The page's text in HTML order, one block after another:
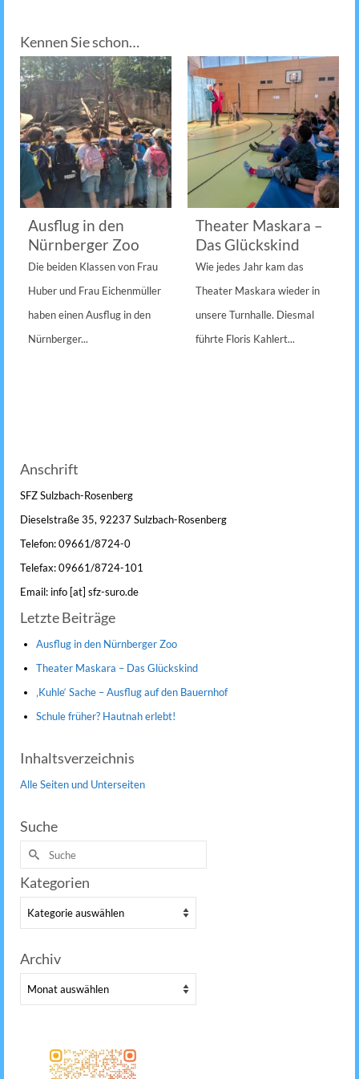
Kennen Sie schon…
Ausflug in den
Nürnberger Zoo
Die beiden Klassen von Frau
Huber und Frau Eichenmüller
haben einen Ausflug in den
Nürnberger...
Theater Maskara –
Das Glückskind
Wie jedes Jahr kam das
Theater Maskara wieder in
unsere Turnhalle. Diesmal
führte Floris Kahlert...
Anschrift
SFZ Sulzbach-Rosenberg
Dieselstraße 35, 92237 Sulzbach-Rosenberg
Telefon: 09661/8724-0
Telefax: 09661/8724-101
Email: info [at] sfz-suro.de
Letzte Beiträge
Ausflug in den Nürnberger Zoo
Theater Maskara – Das Glückskind
‚Kuhle‘ Sache – Ausflug auf den Bauernhof
Schule früher? Hautnah erlebt!
Inhaltsverzeichnis
Alle Seiten und Unterseiten
Suche
Suche
nach:
Kategorien
Kategorien
Archiv
Archiv